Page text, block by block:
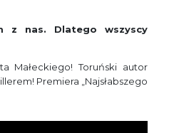
z nas. Dlatego wszyscy
Małeckiego! Toruński autor
Premiera „Najsłabszego